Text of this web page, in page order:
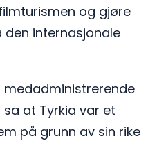
og gjøre
den internasjonale
at Tyrkia var et
på grunn av sin rike